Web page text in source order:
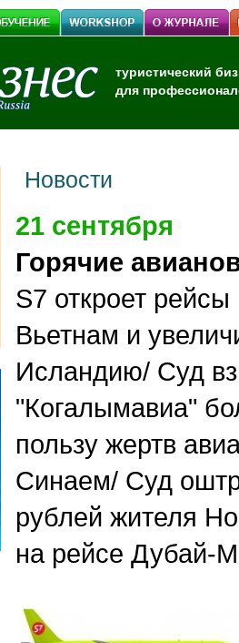
туристический
для
Новости
21 сентября
Горячие
S7 откроет
Вьетнам и
Исландию/ Суд
"Когалымавиа"
пользу жертв
Синаем/ Суд
рублей жителя
на рейсе Дубай-